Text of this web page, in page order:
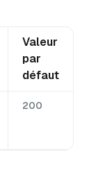
Valeur
par
défaut
200